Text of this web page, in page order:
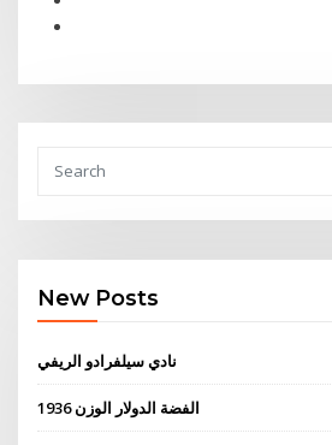
New Posts
نادي سيلفرادو الريفي
1936 الفضة الدولار الوزن